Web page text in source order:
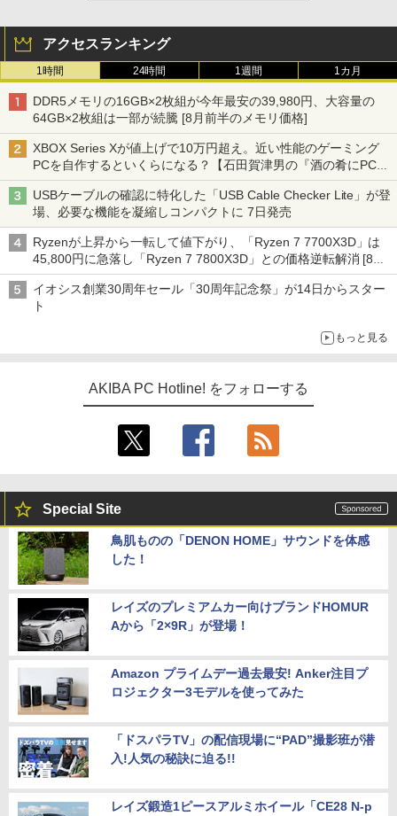
アクセスランキング
1時間 24時間 1週間 1カ月
DDR5メモリの16GB×2枚組が今年最安の39,980円、大容量の
64GB×2枚組は一部が続騰 [8月前半のメモリ価格]
XBOX Series Xが値上げで10万円超え。近い性能のゲーミング
PCを自作するといくらになる？【石田賀津男の『酒の肴にPCゲ
ーム』】
USBケーブルの確認に特化した「USB Cable Checker Lite」が登
場、必要な機能を凝縮しコンパクトに 7日発売
Ryzenが上昇から一転して値下がり、「Ryzen 7 7700X3D」は
45,800円に急落し「Ryzen 7 7800X3D」との価格逆転解消 [8月
前半のCPU価格]
イオシス創業30周年セール「30周年記念祭」が14日からスター
ト
もっと見る
AKIBA PC Hotline! をフォローする
Special Site
鳥肌ものの「DENON HOME」サウンドを体感
した！
レイズのプレミアムカー向けブランドHOMUR
Aから「2×9R」が登場！
Amazon プライムデー過去最安! Anker注目プ
ロジェクター3モデルを使ってみた
「ドスパラTV」の配信現場に“PAD”撮影班が潜
入!人気の秘訣に迫る!!
レイズ鍛造1ピースアルミホイール「CE28 N-p